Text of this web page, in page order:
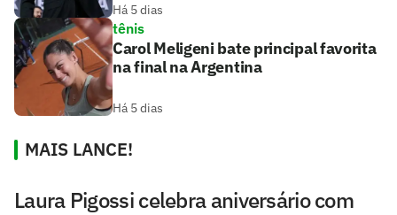
Há 5 dias
tênis
Carol Meligeni bate principal favorita
na final na Argentina
Há 5 dias
MAIS LANCE!
Laura Pigossi celebra aniversário com